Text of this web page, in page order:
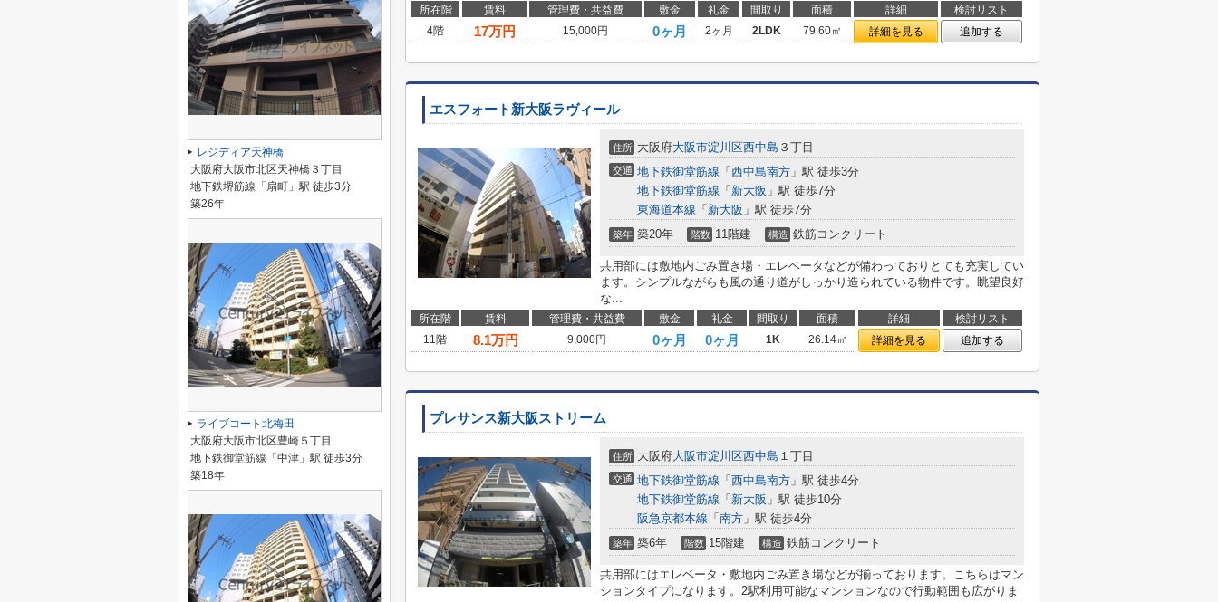
所在階 賃料 管理費・共益費 敷金 礼金 間取り 面積 詳細
検討リスト
4階
17万円 15,000円 0ヶ月 2ヶ月 2LDK 79.60㎡ 詳細を見る 追加する
エスフォート新大阪ラヴィール
住所 大阪府大阪市淀川区西中島 ３丁目
交通 地下鉄御堂筋線 「 西中島南方 」駅 徒歩3分
地下鉄御堂筋線 「 新大阪 」駅 徒歩7分
東海道本線 「 新大阪 」駅 徒歩7分
築年 築20年 階数 11階建 構造 鉄筋コンクリート
共用部には敷地内ごみ置き場・エレベータなどが備わっておりとても充実してい
ます。シンプルながらも風の通り道がしっかり造られている物件です。眺望良好
な...
所在階 賃料 管理費・共益費 敷金 礼金 間取り 面積 詳細
検討リスト
11階
8.1万円 9,000円 0ヶ月 0ヶ月 1K 26.14㎡ 詳細を見る 追加する
プレサンス新大阪ストリーム
住所 大阪府大阪市淀川区西中島 １丁目
交通 地下鉄御堂筋線 「 西中島南方 」駅 徒歩4分
地下鉄御堂筋線 「 新大阪 」駅 徒歩10分
阪急京都本線 「 南方 」駅 徒歩4分
築年 築6年 階数 15階建 構造 鉄筋コンクリート
共用部にはエレベータ・敷地内ごみ置き場などが揃っております。こちらはマン
ションタイプになります。2駅利用可能なマンションなので行動範囲も広がりま
レジディア天神橋
大阪府大阪市北区天神橋３丁目
地下鉄堺筋線「扇町」駅 徒歩3分
築26年
ライブコート北梅田
大阪府大阪市北区豊崎５丁目
地下鉄御堂筋線「中津」駅 徒歩3分
築18年